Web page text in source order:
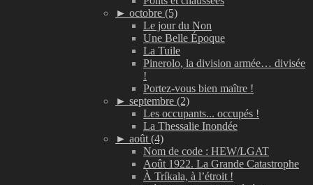
► octobre (5)
Le jour du Non
Une Belle Époque
La Tuile
Pinerolo, la division armée… divisée
!
Portez-vous bien maître !
► septembre (2)
Les occupants... occupés !
La Thessalie Inondée
► août (4)
Nom de code : HEW/LGAT
Août 1922. La Grande Catastrophe
À Tríkala, à l’étroit !